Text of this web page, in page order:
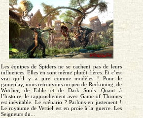
Les équipes de Spiders ne se cachent pas de leurs
influences. Elles en sont même plutôt fières. Et c’est
vrai qu’il y a pire comme modèles ! Pour le
gameplay, nous retrouvons un peu de Reckoning, de
Witcher, de Fable et de Dark Souls. Quant à
l’histoire, le rapprochement avec Game of Thrones
est inévitable. Le scénario ? Parlons-en justement !
Le royaume de Vertiel est en proie à la guerre. Les
Seigneurs du...